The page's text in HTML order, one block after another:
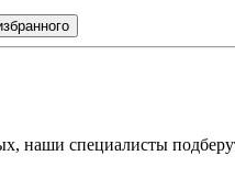
наши специалисты